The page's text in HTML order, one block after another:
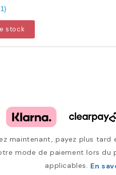
1)
stock
maintenant, payez plus tard
mode de paiement lors du
applicables. En